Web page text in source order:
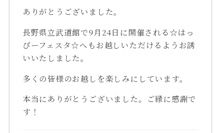
ありがとうございました。
長野県立武道館で9月24日に開催される☆はっ
ぴーフェスタ☆へもお越しいただけるようお誘
いいたしました。
多くの皆様のお越しを楽しみにしています。
本当にありがとうございました。ご縁に感謝で
す！